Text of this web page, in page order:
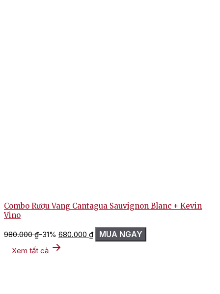
Combo Rượu Vang Cantagua Sauvignon Blanc + Kevin
Vino
980.000₫-31% Giá
gốc
là:
680.000 ₫Giá
hiện
MUA NGAY
Xem tất cả